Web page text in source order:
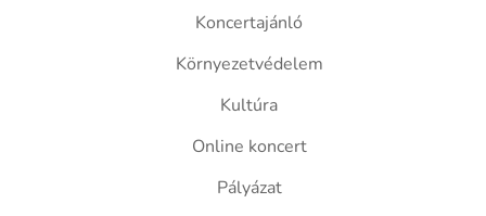
Koncertajánló
Környezetvédelem
Kultúra
Online koncert
Pályázat